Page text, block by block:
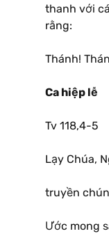
thanh với
rằng:
Thánh!
Ca hiệp lễ
Tv 118,4-5
Lạy Chúa,
truyền
Ước mong